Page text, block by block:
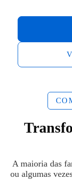
A maioria das
ou algumas